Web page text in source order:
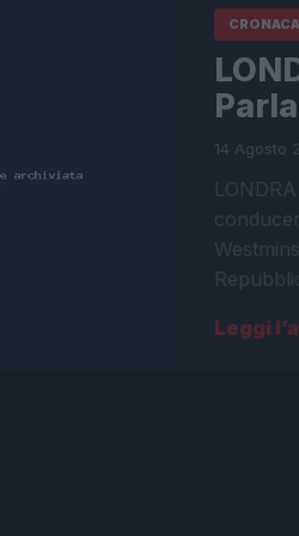
CRONACA
14 Agosto
Leggi